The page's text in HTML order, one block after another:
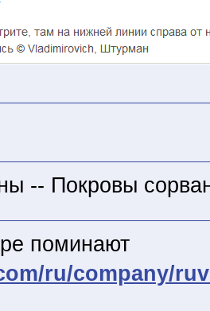
-- Покровы
поминают
ru/company/